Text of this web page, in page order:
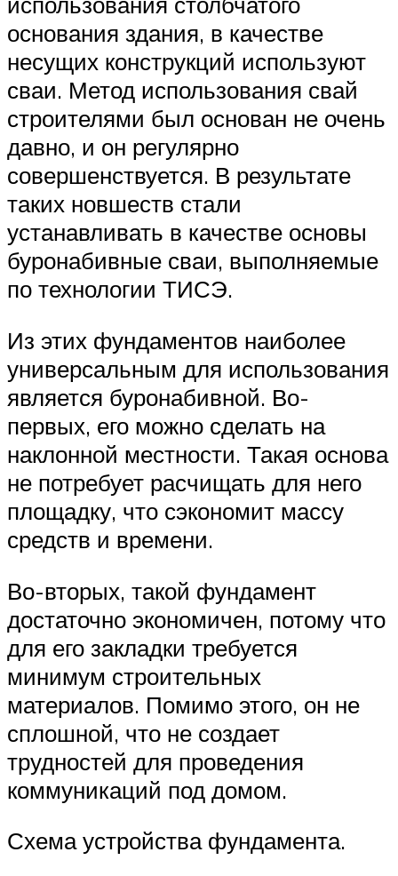
основания здания, в качестве
несущих конструкций используют
сваи. Метод использования свай
строителями был основан не очень
давно, и он регулярно
совершенствуется. В результате
таких новшеств стали
устанавливать в качестве основы
буронабивные сваи, выполняемые
по технологии ТИСЭ.
Из этих фундаментов наиболее
универсальным для использования
является буронабивной. Во-
первых, его можно сделать на
наклонной местности. Такая основа
не потребует расчищать для него
площадку, что сэкономит массу
средств и времени.
Во-вторых, такой фундамент
достаточно экономичен, потому что
для его закладки требуется
минимум строительных
материалов. Помимо этого, он не
сплошной, что не создает
трудностей для проведения
коммуникаций под домом.
Схема устройства фундамента.